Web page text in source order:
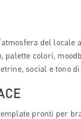
del locale
palette colori,
social e tono
pronti per